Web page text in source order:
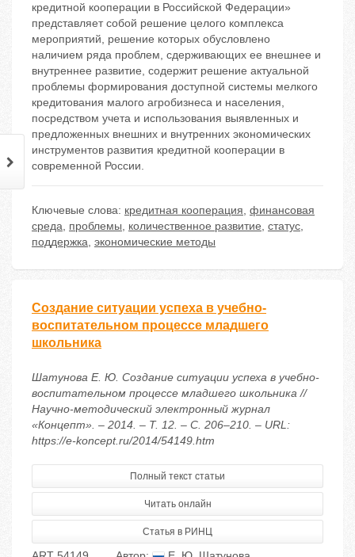
кредитной кооперации в Российской Федерации»
представляет собой решение целого комплекса
мероприятий, решение которых обусловлено
наличием ряда проблем, сдерживающих ее внешнее и
внутреннее развитие, содержит решение актуальной
проблемы формирования доступной системы мелкого
кредитования малого агробизнеса и населения,
посредством учета и использования выявленных и
предложенных внешних и внутренних экономических
инструментов развития кредитной кооперации в
современной России.
Ключевые слова: кредитная кооперация, финансовая
среда, проблемы, количественное развитие, статус,
поддержка, экономические методы
Создание ситуации успеха в учебно-
воспитательном процессе младшего
школьника
Шатунова Е. Ю. Создание ситуации успеха в учебно-
воспитательном процессе младшего школьника //
Научно-методический электронный журнал
«Концепт». – 2014. – Т. 12. – С. 206–210. – URL:
https://e-koncept.ru/2014/54149.htm
Полный текст статьи
Читать онлайн
Статья в РИНЦ